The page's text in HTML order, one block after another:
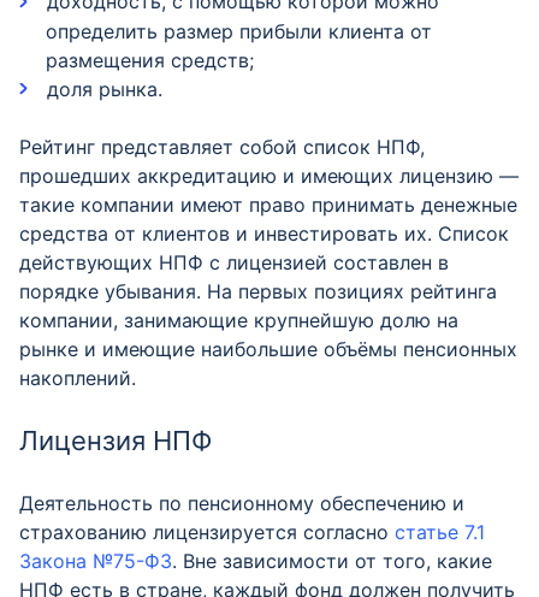
определить размер прибыли клиента от
размещения средств;
доля рынка.
Рейтинг представляет собой список НПФ,
прошедших аккредитацию и имеющих лицензию —
такие компании имеют право принимать денежные
средства от клиентов и инвестировать их. Список
действующих НПФ с лицензией составлен в
порядке убывания. На первых позициях рейтинга
компании, занимающие крупнейшую долю на
рынке и имеющие наибольшие объёмы пенсионных
накоплений.
Лицензия НПФ
Деятельность по пенсионному обеспечению и
страхованию лицензируется согласно статье 7.1
Закона №75-ФЗ. Вне зависимости от того, какие
НПФ есть в стране, каждый фонд должен получить